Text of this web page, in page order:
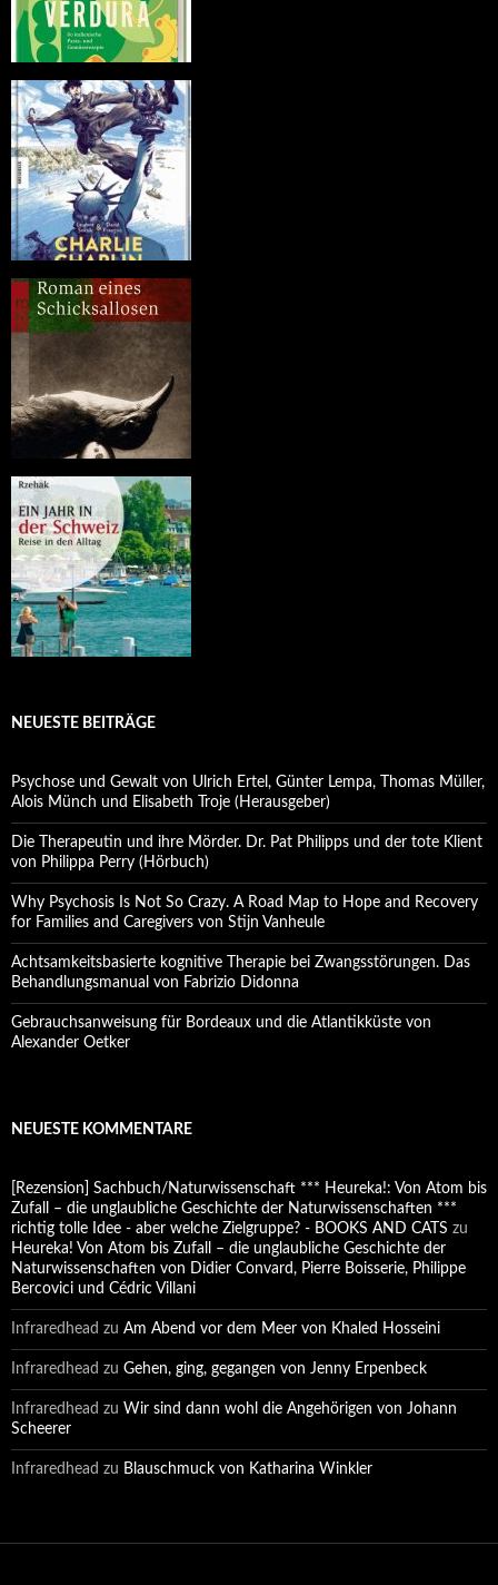
NEUESTE BEITRÄGE
Psychose und Gewalt von Ulrich Ertel, Günter Lempa, Thomas Müller,
Alois Münch und Elisabeth Troje (Herausgeber)
Die Therapeutin und ihre Mörder. Dr. Pat Philipps und der tote Klient
von Philippa Perry (Hörbuch)
Why Psychosis Is Not So Crazy. A Road Map to Hope and Recovery
for Families and Caregivers von Stijn Vanheule
Achtsamkeitsbasierte kognitive Therapie bei Zwangsstörungen. Das
Behandlungsmanual von Fabrizio Didonna
Gebrauchsanweisung für Bordeaux und die Atlantikküste von
Alexander Oetker
NEUESTE KOMMENTARE
[Rezension] Sachbuch/Naturwissenschaft *** Heureka!: Von Atom bis
Zufall – die unglaubliche Geschichte der Naturwissenschaften ***
richtig tolle Idee - aber welche Zielgruppe? - BOOKS AND CATS zu
Heureka! Von Atom bis Zufall – die unglaubliche Geschichte der
Naturwissenschaften von Didier Convard, Pierre Boisserie, Philippe
Bercovici und Cédric Villani
Infraredhead zu Am Abend vor dem Meer von Khaled Hosseini
Infraredhead zu Gehen, ging, gegangen von Jenny Erpenbeck
Infraredhead zu Wir sind dann wohl die Angehörigen von Johann
Scheerer
Infraredhead zu Blauschmuck von Katharina Winkler